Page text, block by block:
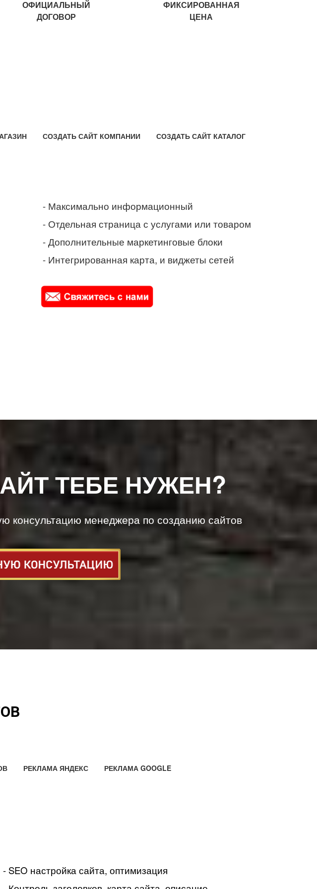
ОФИЦИАЛЬНЫЙ
ДОГОВОР
ФИКСИРОВАННАЯ
ЦЕНА
СОЗДАТЬ САЙТ КОМПАНИИ СОЗДАТЬ САЙТ КАТАЛОГ
- Максимально информационный
- Отдельная страница с услугами или товаром
- Дополнительные маркетинговые блоки
- Интегрированная карта, и виджеты сетей
ТЕБЕ НУЖЕН?
консультацию менеджера по созданию сайтов
РЕКЛАМА ЯНДЕКС РЕКЛАМА GOOGLE
- SEO настройка сайта, оптимизация